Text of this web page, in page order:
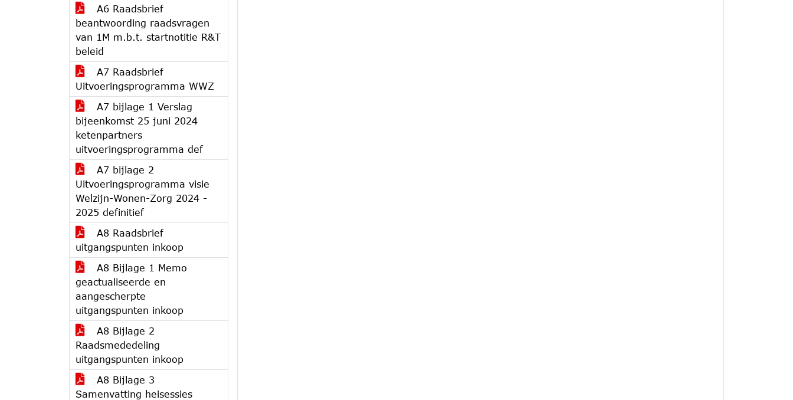
A6 Raadsbrief
beantwoording raadsvragen
van 1M m.b.t. startnotitie R&T
beleid
A7 Raadsbrief
Uitvoeringsprogramma WWZ
A7 bijlage 1 Verslag
bijeenkomst 25 juni 2024
ketenpartners
uitvoeringsprogramma def
A7 bijlage 2
Uitvoeringsprogramma visie
Welzijn-Wonen-Zorg 2024 -
2025 definitief
A8 Raadsbrief
uitgangspunten inkoop
A8 Bijlage 1 Memo
geactualiseerde en
aangescherpte
uitgangspunten inkoop
A8 Bijlage 2
Raadsmededeling
uitgangspunten inkoop
A8 Bijlage 3
Samenvatting heisessies